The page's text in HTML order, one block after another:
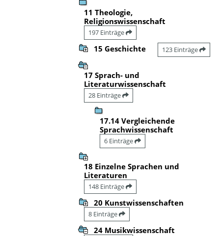
11 Theologie,
Religionswissenschaft
197 Einträge
15 Geschichte 123 Einträge
17 Sprach- und
Literaturwissenschaft
28 Einträge
17.14 Vergleichende
Sprachwissenschaft
6 Einträge
18 Einzelne Sprachen und
Literaturen
148 Einträge
20 Kunstwissenschaften
8 Einträge
24 Musikwissenschaft